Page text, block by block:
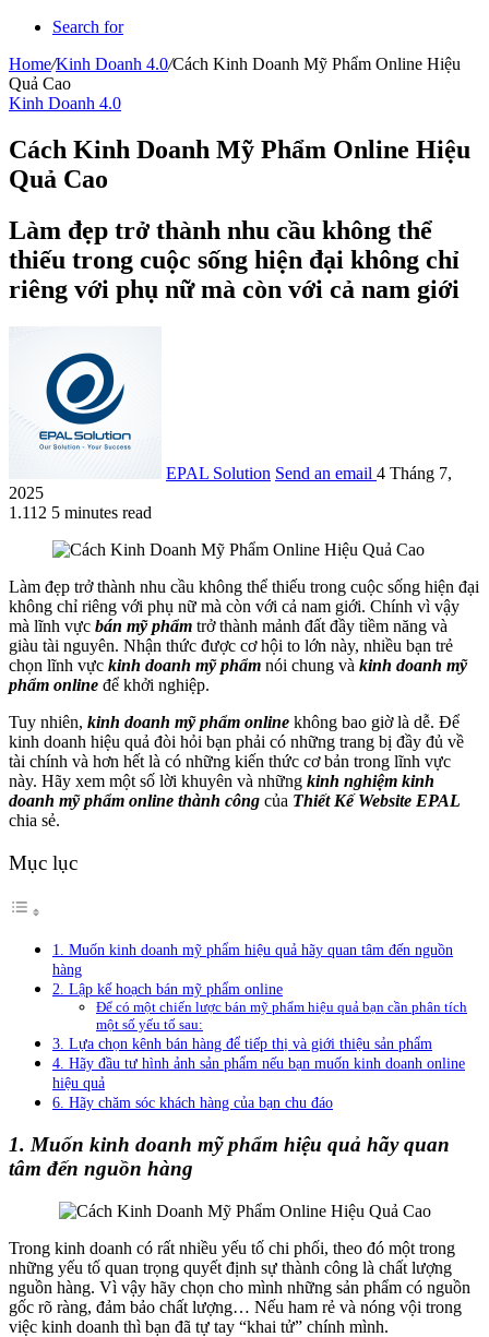
Search for
Home/Kinh Doanh 4.0/Cách Kinh Doanh Mỹ Phẩm Online Hiệu
Quả Cao
Kinh Doanh 4.0
Cách Kinh Doanh Mỹ Phẩm Online Hiệu
Quả Cao
Làm đẹp trở thành nhu cầu không thể
thiếu trong cuộc sống hiện đại không chỉ
riêng với phụ nữ mà còn với cả nam giới
EPAL Solution Send an email 4 Tháng 7,
2025
1.112 5 minutes read
Làm đẹp trở thành nhu cầu không thể thiếu trong cuộc sống hiện đại
không chỉ riêng với phụ nữ mà còn với cả nam giới. Chính vì vậy
mà lĩnh vực bán mỹ phẩm trở thành mảnh đất đầy tiềm năng và
giàu tài nguyên. Nhận thức được cơ hội to lớn này, nhiều bạn trẻ
chọn lĩnh vực kinh doanh mỹ phẩm nói chung và kinh doanh mỹ
phẩm online để khởi nghiệp.
Tuy nhiên, kinh doanh mỹ phẩm online không bao giờ là dễ. Để
kinh doanh hiệu quả đòi hỏi bạn phải có những trang bị đầy đủ về
tài chính và hơn hết là có những kiến thức cơ bản trong lĩnh vực
này. Hãy xem một số lời khuyên và những kinh nghiệm kinh
doanh mỹ phẩm online thành công của Thiết Kế Website EPAL
chia sẻ.
Mục lục
1. Muốn kinh doanh mỹ phẩm hiệu quả hãy quan tâm đến nguồn
hàng
2. Lập kế hoạch bán mỹ phẩm online
Để có một chiến lược bán mỹ phẩm hiệu quả bạn cần phân tích
một số yếu tố sau:
3. Lựa chọn kênh bán hàng để tiếp thị và giới thiệu sản phẩm
4. Hãy đầu tư hình ảnh sản phẩm nếu bạn muốn kinh doanh online
hiệu quả
6. Hãy chăm sóc khách hàng của bạn chu đáo
1. Muốn kinh doanh mỹ phẩm hiệu quả hãy quan
tâm đến nguồn hàng
Trong kinh doanh có rất nhiều yếu tố chi phối, theo đó một trong
những yếu tố quan trọng quyết định sự thành công là chất lượng
nguồn hàng. Vì vậy hãy chọn cho mình những sản phẩm có nguồn
gốc rõ ràng, đảm bảo chất lượng… Nếu ham rẻ và nóng vội trong
việc kinh doanh thì bạn đã tự tay “khai tử” chính mình.